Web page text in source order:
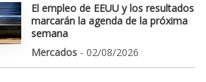
El empleo de EEUU y los resultados
marcarán la agenda de la próxima
semana
Mercados - 02/08/2026